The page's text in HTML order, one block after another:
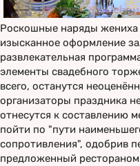
Роскошные наряды жениха
изысканное оформление
развлекательная
элементы свадебного
всего, останутся
организаторы праздника
отнесутся к составлению
пойти по "пути
сопротивления", одобрив
предложенный